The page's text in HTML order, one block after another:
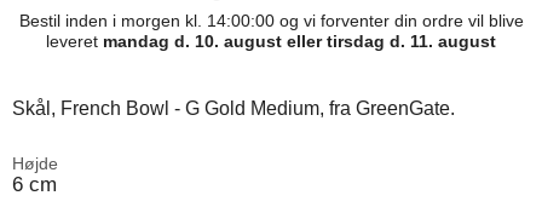
Bestil inden i morgen kl. 14:00:00 og vi forventer din ordre vil blive
leveret mandag d. 10. august eller tirsdag d. 11. august
Skål, French Bowl - G Gold Medium, fra GreenGate.
Højde
6 cm